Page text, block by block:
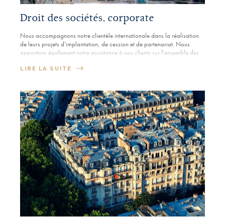
Droit des sociétés, corporate
Nous accompagnons notre clientèle internationale dans la réalisation
de leurs projets d’implantation, de cession et de partenariat. Nous
apportons également notre assistance à nos clients sur l’ensemble des
LIRE LA SUITE